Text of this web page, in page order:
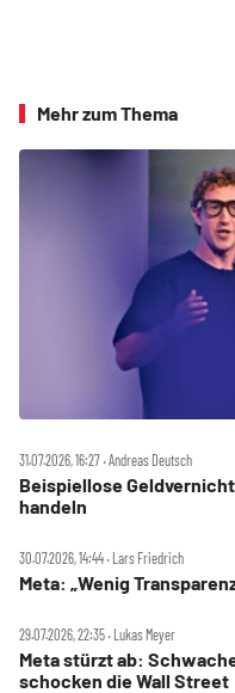
Mehr zum Thema
31.07.2026, 16:27 ‧ Andreas Deutsch
Beispiellose
handeln
30.07.2026, 14:44 ‧ Lars Friedrich
Meta: „Wenig
29.07.2026, 22:35 ‧ Lukas Meyer
Meta stürzt ab:
schocken die Wall Street